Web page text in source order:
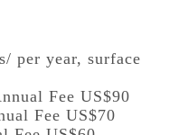
per year, surface
Fee US$90
Fee US$70